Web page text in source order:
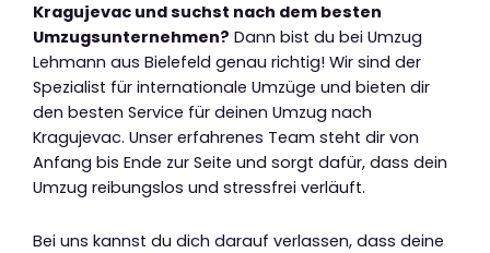
Kragujevac und suchst nach dem besten
Umzugsunternehmen? Dann bist du bei Umzug
Lehmann aus Bielefeld genau richtig! Wir sind der
Spezialist für internationale Umzüge und bieten dir
den besten Service für deinen Umzug nach
Kragujevac. Unser erfahrenes Team steht dir von
Anfang bis Ende zur Seite und sorgt dafür, dass dein
Umzug reibungslos und stressfrei verläuft.
Bei uns kannst du dich darauf verlassen, dass deine